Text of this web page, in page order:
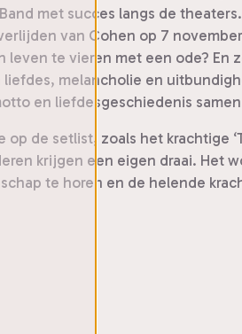
met succes langs de
van Cohen op 7
te vieren met een ode? En
melancholie en
en liefdesgeschiedenis
de setlist, zoals het krachtige
krijgen een eigen draai. Het
te horen en de helende